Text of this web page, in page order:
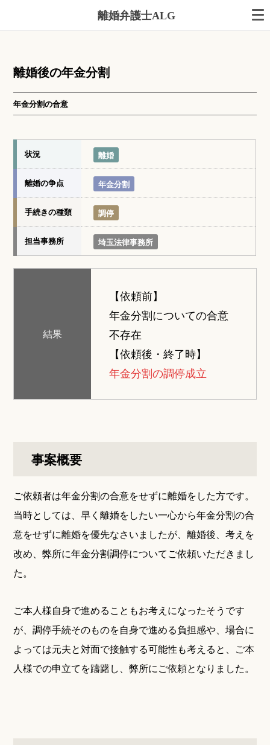
離婚弁護士ALG
離婚後の年金分割
年金分割の合意
状況 離婚
離婚の争点 年金分割
手続きの種類 調停
担当事務所 埼玉法律事務所
結果
【依頼前】
年金分割についての合意
不存在
【依頼後・終了時】
年金分割の調停成立
事案概要
ご依頼者は年金分割の合意をせずに離婚をした方です。
当時としては、早く離婚をしたい一心から年金分割の合
意をせずに離婚を優先なさいましたが、離婚後、考えを
改め、弊所に年金分割調停についてご依頼いただきまし
た。
ご本人様自身で進めることもお考えになったそうです
が、調停手続そのものを自身で進める負担感や、場合に
よっては元夫と対面で接触する可能性も考えると、ご本
人様での申立てを躊躇し、弊所にご依頼となりました。